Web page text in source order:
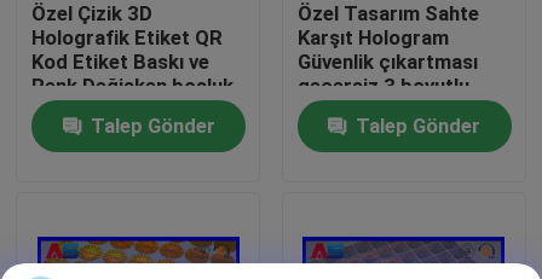
Bir teklif isteği
10 mL Flakon Etiketleri
Küçük Şişe Etiketleri
Özel Çizik 3D
Holografik Etiket QR
Kod Etiket Baskı ve
Renk Değişken boşluk
etiketi
Talep Gönder
Özel Tasarım Sahte
Karşıt Hologram
Güvenlik çıkartması
geçersiz 3 boyutlu
hologram çıkartması
Talep Gönder